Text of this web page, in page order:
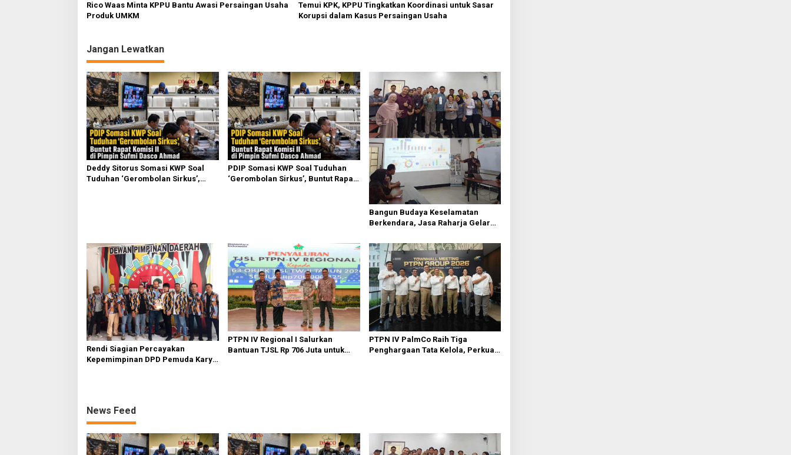
Rico Waas Minta KPPU Bantu Awasi Persaingan Usaha
Produk UMKM
Temui KPK, KPPU Tingkatkan Koordinasi untuk Sasar
Korupsi dalam Kasus Persaingan Usaha
Jangan Lewatkan
Deddy Sitorus Somasi KWP Soal
Tuduhan ‘Gerombolan Sirkus’,
PDIP Somasi KWP Soal Tuduhan
‘Gerombolan Sirkus’, Buntut Rapat
Bangun Budaya Keselamatan
Berkendara, Jasa Raharja Gelar
Medan Industri
Rendi Siagian Percayakan
Kepemimpinan DPD Pemuda Karya
PTPN IV Regional I Salurkan
Bantuan TJSL Rp 706 Juta untuk
PTPN IV PalmCo Raih Tiga
Penghargaan Tata Kelola, Perkuat
News Feed